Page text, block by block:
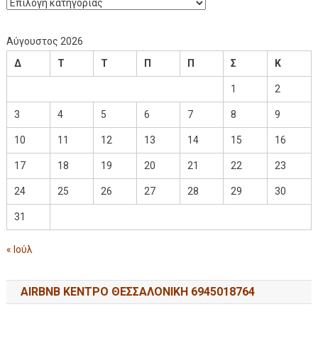
Αύγουστος 2026
Δ
Τ Τ Π Π Σ Κ
1 2
3 4 5 6 7 8 9
10 11 12 13 14 15 16
17 18 19 20 21 22 23
24 25 26 27 28 29 30
31
« Ιούλ
AIRBNB ΚΕΝΤΡΟ ΘΕΣΣΑΛΟΝΙΚΗ 6945018764